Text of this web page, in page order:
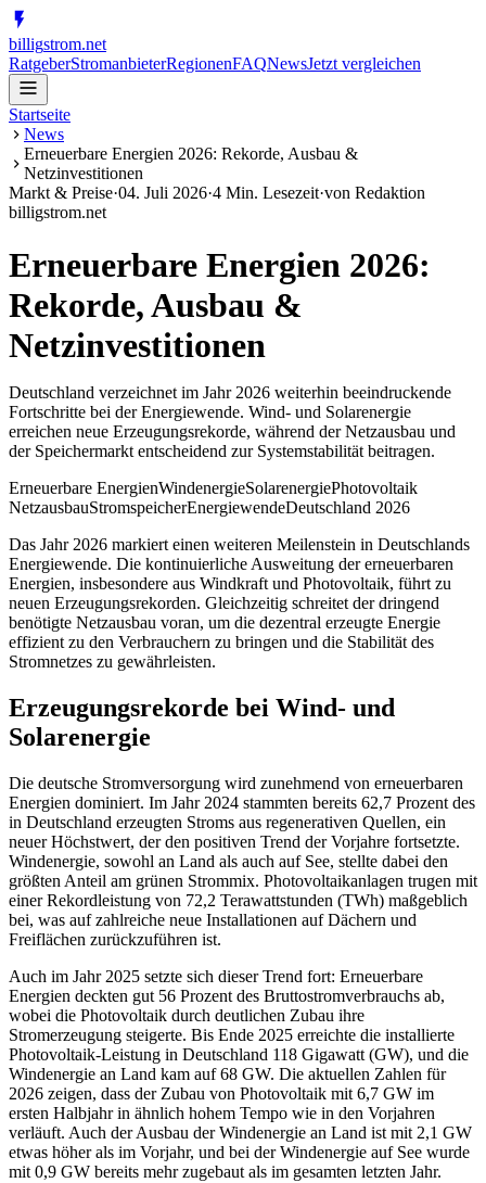
billigstrom.net
RatgeberStromanbieterRegionenFAQNewsJetzt vergleichen
Startseite
News
Erneuerbare Energien 2026: Rekorde, Ausbau &
Netzinvestitionen
Markt & Preise·04. Juli 2026·4 Min. Lesezeit·von Redaktion
billigstrom.net
Erneuerbare Energien 2026:
Rekorde, Ausbau &
Netzinvestitionen
Deutschland verzeichnet im Jahr 2026 weiterhin beeindruckende
Fortschritte bei der Energiewende. Wind- und Solarenergie
erreichen neue Erzeugungsrekorde, während der Netzausbau und
der Speichermarkt entscheidend zur Systemstabilität beitragen.
Erneuerbare EnergienWindenergieSolarenergiePhotovoltaik
NetzausbauStromspeicherEnergiewendeDeutschland 2026
Das Jahr 2026 markiert einen weiteren Meilenstein in Deutschlands
Energiewende. Die kontinuierliche Ausweitung der erneuerbaren
Energien, insbesondere aus Windkraft und Photovoltaik, führt zu
neuen Erzeugungsrekorden. Gleichzeitig schreitet der dringend
benötigte Netzausbau voran, um die dezentral erzeugte Energie
effizient zu den Verbrauchern zu bringen und die Stabilität des
Stromnetzes zu gewährleisten.
Erzeugungsrekorde bei Wind- und
Solarenergie
Die deutsche Stromversorgung wird zunehmend von erneuerbaren
Energien dominiert. Im Jahr 2024 stammten bereits 62,7 Prozent des
in Deutschland erzeugten Stroms aus regenerativen Quellen, ein
neuer Höchstwert, der den positiven Trend der Vorjahre fortsetzte.
Windenergie, sowohl an Land als auch auf See, stellte dabei den
größten Anteil am grünen Strommix. Photovoltaikanlagen trugen mit
einer Rekordleistung von 72,2 Terawattstunden (TWh) maßgeblich
bei, was auf zahlreiche neue Installationen auf Dächern und
Freiflächen zurückzuführen ist.
Auch im Jahr 2025 setzte sich dieser Trend fort: Erneuerbare
Energien deckten gut 56 Prozent des Bruttostromverbrauchs ab,
wobei die Photovoltaik durch deutlichen Zubau ihre
Stromerzeugung steigerte. Bis Ende 2025 erreichte die installierte
Photovoltaik-Leistung in Deutschland 118 Gigawatt (GW), und die
Windenergie an Land kam auf 68 GW. Die aktuellen Zahlen für
2026 zeigen, dass der Zubau von Photovoltaik mit 6,7 GW im
ersten Halbjahr in ähnlich hohem Tempo wie in den Vorjahren
verläuft. Auch der Ausbau der Windenergie an Land ist mit 2,1 GW
etwas höher als im Vorjahr, und bei der Windenergie auf See wurde
mit 0,9 GW bereits mehr zugebaut als im gesamten letzten Jahr.